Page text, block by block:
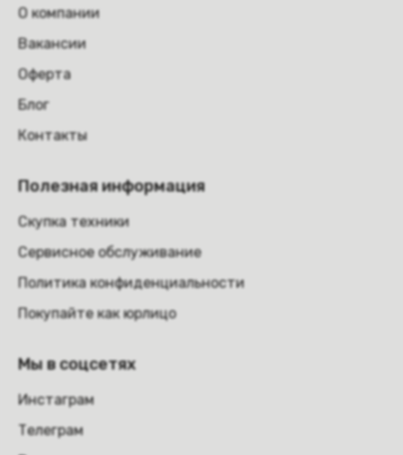
О компании
Вакансии
Оферта
Блог
Контакты
Полезная информация
Скупка техники
Сервисное обслуживание
Политика конфиденциальности
Покупайте как юрлицо
Мы в соцсетях
Инстаграм
Телеграм